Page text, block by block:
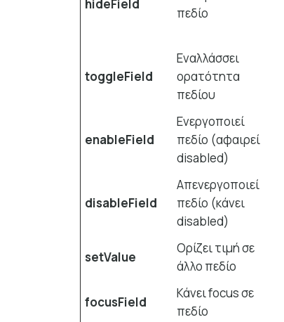
hideField
πεδίο
toggleField
Εναλλάσσει
ορατότητα
πεδίου
enableField
Ενεργοποιεί
πεδίο (αφαιρεί
disabled)
disableField
Απενεργοποιεί
πεδίο (κάνει
disabled)
setValue
Ορίζει τιμή σε
άλλο πεδίο
focusField
Κάνει focus σε
πεδίο